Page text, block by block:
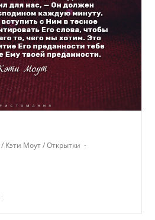
/ Кэти Моут / Открытки